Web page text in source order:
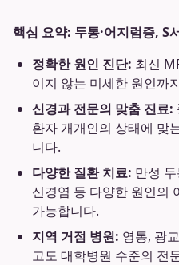
핵심 요약: 두통·어지럼증, S
정확한 원인 진단: 최신
이지 않는 미세한 원인까
신경과 전문의 맞춤 진료:
환자 개개인의 상태에 맞
니다.
다양한 질환 치료: 만성
신경염 등 다양한 원인의
가능합니다.
지역 거점 병원: 영통, 광
고도 대학병원 수준의 전